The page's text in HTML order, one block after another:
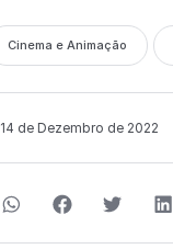
Cinema e Animação
14 de Dezembro de 2022